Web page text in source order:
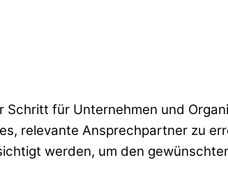
Schritt für Unternehmen und
relevante Ansprechpartner zu
werden, um den